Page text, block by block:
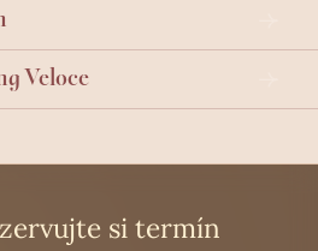
Veloce
si termín